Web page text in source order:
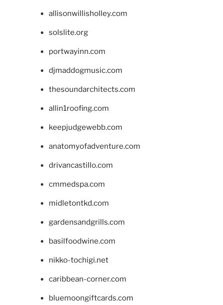
allisonwillisholley.com
solslite.org
portwayinn.com
djmaddogmusic.com
thesoundarchitects.com
allin1roofing.com
keepjudgewebb.com
anatomyofadventure.com
drivancastillo.com
cmmedspa.com
midletontkd.com
gardensandgrills.com
basilfoodwine.com
nikko-tochigi.net
caribbean-corner.com
bluemoongiftcards.com